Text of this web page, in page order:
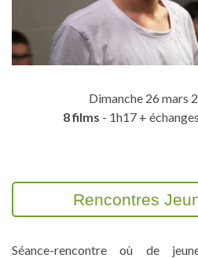
Dimanche 26 mars
8 films - 1h17 +
Rencontres
Séance-rencontre où de